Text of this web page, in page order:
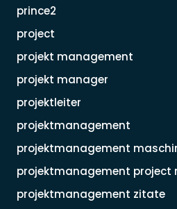
prince2
project
projekt management
projekt manager
projektleiter
projektmanagement
projektmanagement
projektmanagement project
projektmanagement zitate